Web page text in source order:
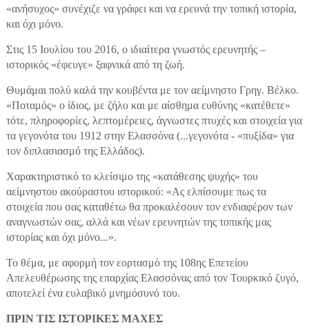
«ανήσυχος» συνέχιζε να γράφει και να ερευνά την τοπική ιστορία,
και όχι μόνο.
Στις 15 Ιουλίου του 2016, ο ιδιαίτερα γνωστός ερευνητής –
ιστορικός «έφευγε» ξαφνικά από τη ζωή.
Θυμάμαι πολύ καλά την κουβέντα με τον αείμνηστο Γρηγ. Βέλκο.
«Ποταμός» ο ίδιος, με ζήλο και με αίσθημα ευθύνης «κατέθετε»
τότε, πληροφορίες, λεπτομέρειες, άγνωστες πτυχές και στοιχεία για
τα γεγονότα του 1912 στην Ελασσόνα (...γεγονότα - «πυξίδα» για
τον διπλασιασμό της Ελλάδος).
Χαρακτηριστικό το κλείσιμο της «κατάθεσης ψυχής» του
αείμνηστου ακούραστου ιστορικού: «Ας ελπίσουμε πως τα
στοιχεία που σας καταθέτω θα προκαλέσουν τον ενδιαφέρον των
αναγνωστών σας, αλλά και νέων ερευνητών της τοπικής μας
ιστορίας και όχι μόνο...».
Το θέμα, με αφορμή τον εορτασμό της 108ης Επετείου
Απελευθέρωσης της επαρχίας Ελασσόνας από τον Τουρκικό ζυγό,
αποτελεί ένα ευλαβικό μνημόσυνό του.
ΠΡΙΝ ΤΙΣ ΙΣΤΟΡΙΚΕΣ ΜΑΧΕΣ